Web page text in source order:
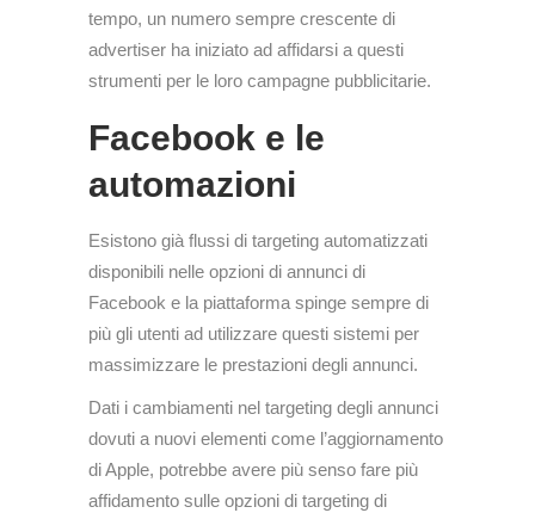
tempo, un numero sempre crescente di
advertiser ha iniziato ad affidarsi a questi
strumenti per le loro campagne pubblicitarie.
Facebook e le
automazioni
Esistono già flussi di targeting automatizzati
disponibili nelle opzioni di annunci di
Facebook e la piattaforma spinge sempre di
più gli utenti ad utilizzare questi sistemi per
massimizzare le prestazioni degli annunci.
Dati i cambiamenti nel targeting degli annunci
dovuti a nuovi elementi come l’aggiornamento
di Apple, potrebbe avere più senso fare più
affidamento sulle opzioni di targeting di